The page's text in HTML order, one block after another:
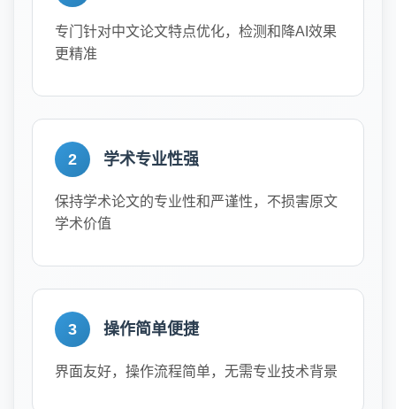
专门针对中文论文特点优化，检测和降AI效果
更精准
2 学术专业性强
保持学术论文的专业性和严谨性，不损害原文
学术价值
3 操作简单便捷
界面友好，操作流程简单，无需专业技术背景